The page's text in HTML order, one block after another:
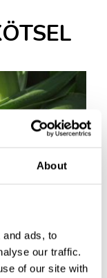
About
ads, to
our traffic.
of our site with